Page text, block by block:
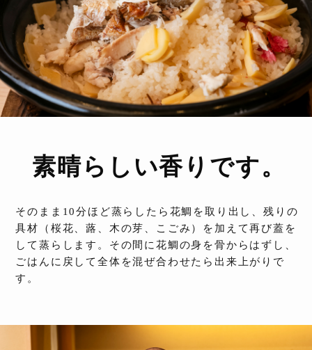
素晴らしい香りです。
そのまま10分ほど蒸らしたら花鯛を取り出し、残りの
具材（桜花、蕗、木の芽、こごみ）を加えて再び蓋を
して蒸らします。その間に花鯛の身を骨からはずし、
ごはんに戻して全体を混ぜ合わせたら出来上がりで
す。